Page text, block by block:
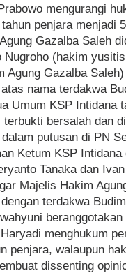
mengurangi
penjara menjadi
Gazalba Saleh
Nugroho (hakim
Agung Gazalba
nama terdakwa
Umum KSP Intidana
terbukti bersalah dan
putusan di PN
Ketum KSP Intidana
Tanaka dan
Majelis Hakim
terdakwa
beranggotakan
menghukum
penjara, walaupun
dissenting